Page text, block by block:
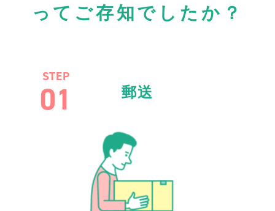
ってご存知でしたか？
STEP
01 郵送